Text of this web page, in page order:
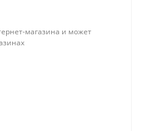
магазина и может